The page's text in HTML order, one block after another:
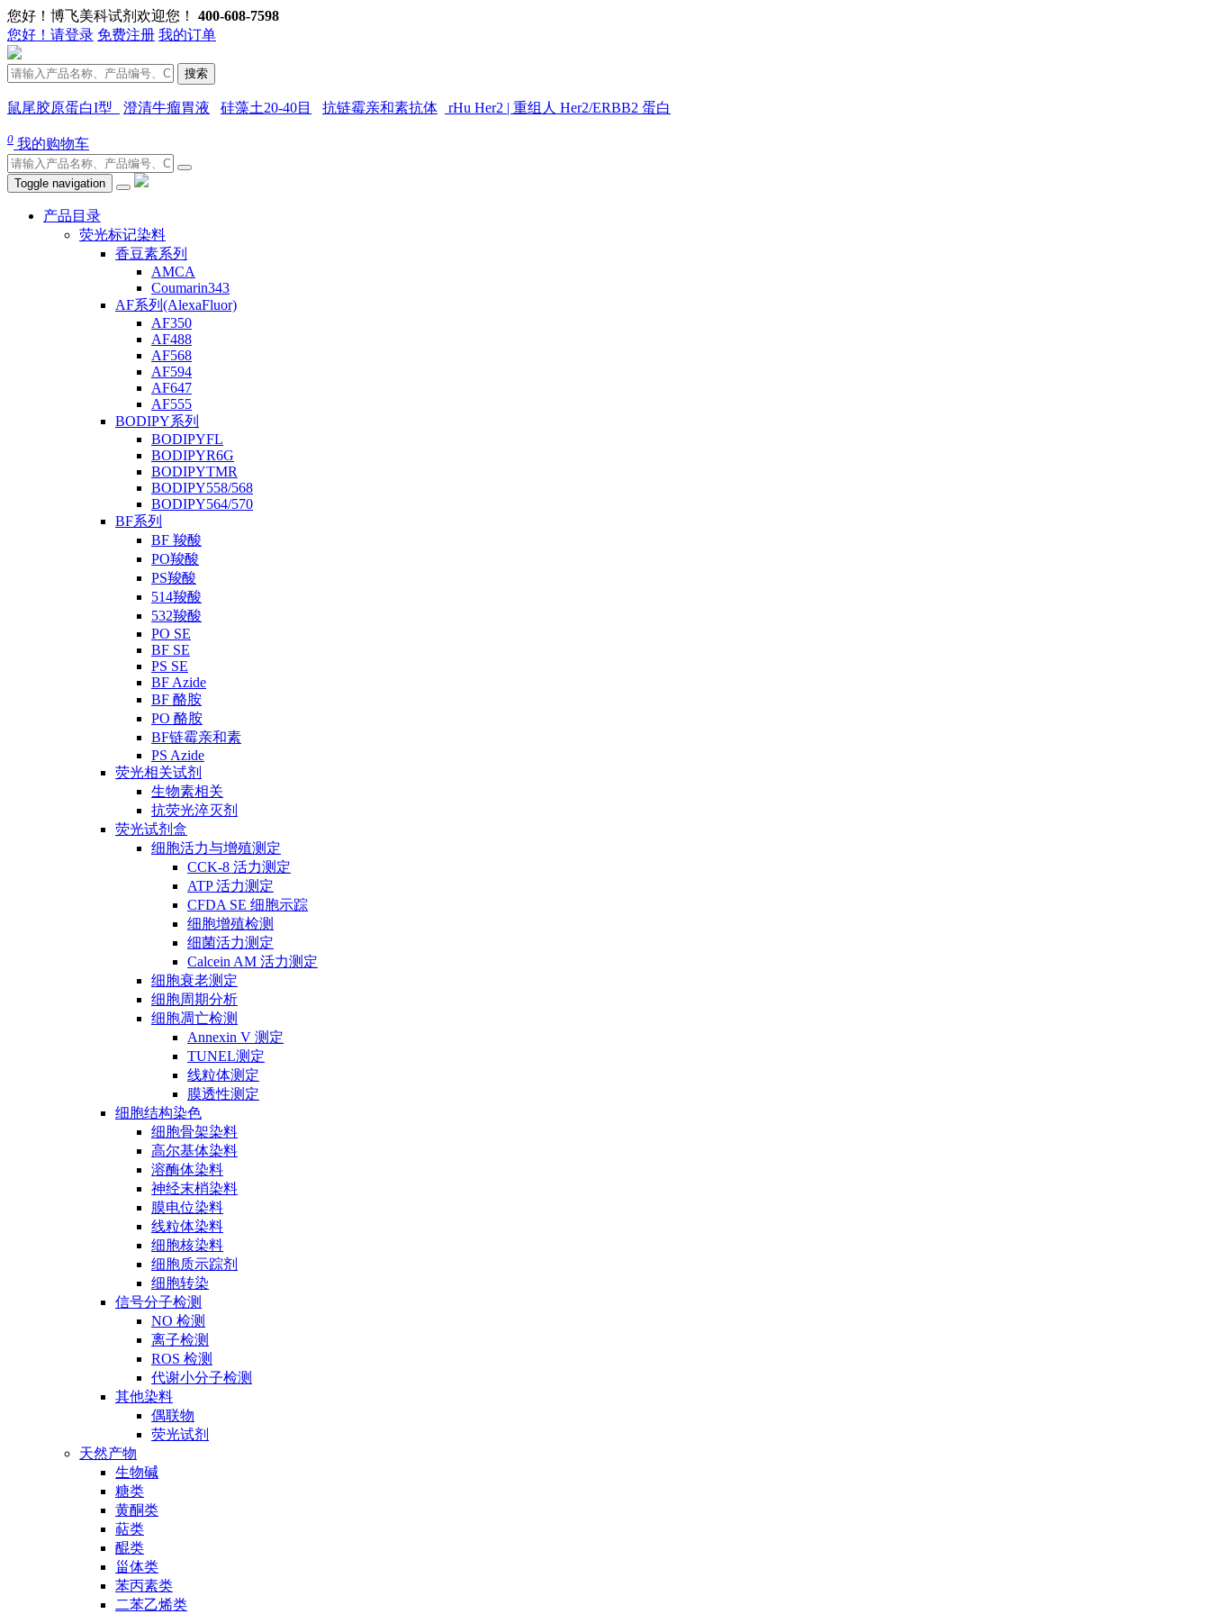
您好！博飞美科试剂欢迎您！ 400-608-7598
您好！请登录 免费注册 我的订单
搜索
鼠尾胶原蛋白I型 澄清牛瘤胃液 硅藻土20-40目 抗链霉亲和素抗体 rHu Her2 | 重组人 Her2/ERBB2 蛋白
0 我的购物车
Toggle navigation
产品目录
荧光标记染料
香豆素系列
AMCA
Coumarin343
AF系列(AlexaFluor)
AF350
AF488
AF568
AF594
AF647
AF555
BODIPY系列
BODIPYFL
BODIPYR6G
BODIPYTMR
BODIPY558/568
BODIPY564/570
BF系列
BF 羧酸
PO羧酸
PS羧酸
514羧酸
532羧酸
PO SE
BF SE
PS SE
BF Azide
BF 酪胺
PO 酪胺
BF链霉亲和素
PS Azide
荧光相关试剂
生物素相关
抗荧光淬灭剂
荧光试剂盒
细胞活力与增殖测定
CCK-8 活力测定
ATP 活力测定
CFDA SE 细胞示踪
细胞增殖检测
细菌活力测定
Calcein AM 活力测定
细胞衰老测定
细胞周期分析
细胞凋亡检测
Annexin V 测定
TUNEL测定
线粒体测定
膜透性测定
细胞结构染色
细胞骨架染料
高尔基体染料
溶酶体染料
神经末梢染料
膜电位染料
线粒体染料
细胞核染料
细胞质示踪剂
细胞转染
信号分子检测
NO 检测
离子检测
ROS 检测
代谢小分子检测
其他染料
偶联物
荧光试剂
天然产物
生物碱
糖类
黄酮类
萜类
醌类
甾体类
苯丙素类
二苯乙烯类